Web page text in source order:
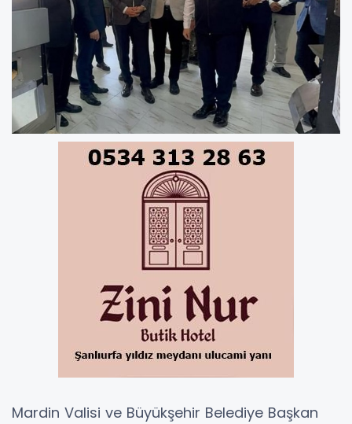
Mardin Valisi ve Büyükşehir Belediye Başkan